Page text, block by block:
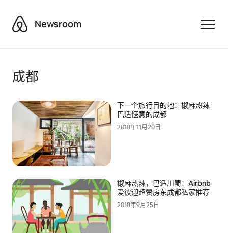
AirbnbNewsroom
成都
下一个旅行目的地：椒麻热辣
巴适惬意的成都
2018年11月20日
椒麻热辣，巴适川蜀：Airbnb
爱彼迎超赞房东成都私家推荐
2018年9月25日